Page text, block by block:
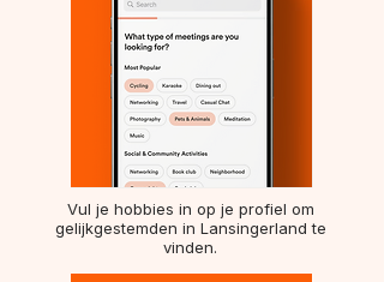
Vul je hobbies in op je profiel om
gelijkgestemden in Lansingerland te
vinden.